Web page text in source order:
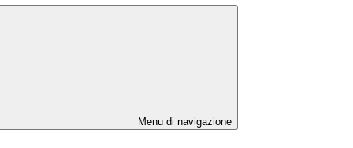
Menu di navigazione